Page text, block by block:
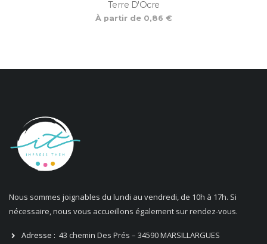
Terre D'Ocre
À partir de 0,86 €
Nous sommes joignables du lundi au vendredi, de 10h à 17h. Si
nécessaire, nous vous accueillons également sur rendez-vous.
Adresse : 43 chemin Des Prés – 34590 MARSILLARGUES